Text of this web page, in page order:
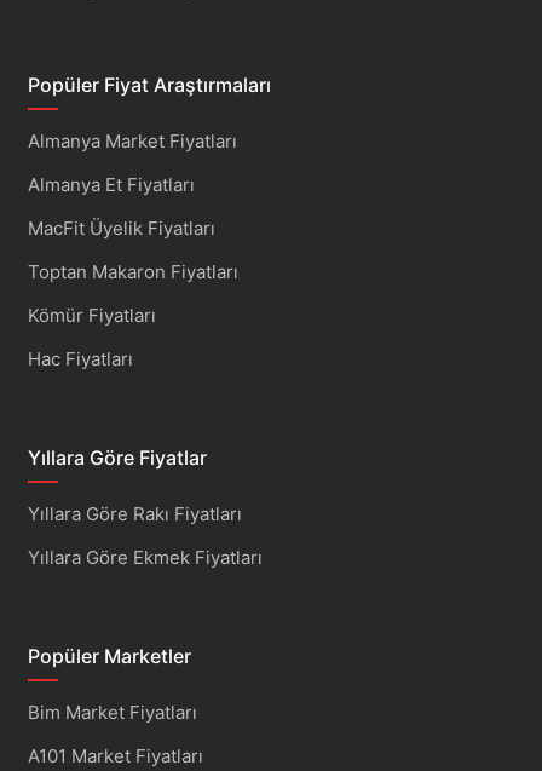
Popüler Fiyat Araştırmaları
Almanya Market Fiyatları
Almanya Et Fiyatları
MacFit Üyelik Fiyatları
Toptan Makaron Fiyatları
Kömür Fiyatları
Hac Fiyatları
Yıllara Göre Fiyatlar
Yıllara Göre Rakı Fiyatları
Yıllara Göre Ekmek Fiyatları
Popüler Marketler
Bim Market Fiyatları
A101 Market Fiyatları